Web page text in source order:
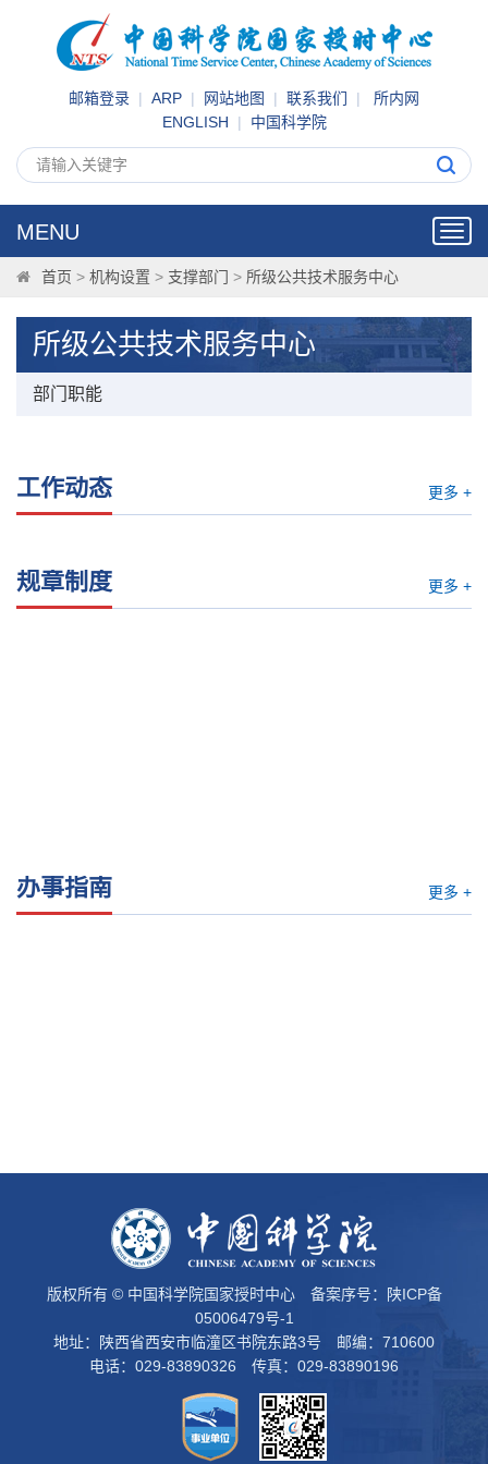
邮箱登录 | ARP | 网站地图 | 联系我们 | 所内网
ENGLISH | 中国科学院
MENU
首页 > 机构设置 > 支撑部门 > 所级公共技术服务中心
所级公共技术服务中心
部门职能
工作动态 更多 +
规章制度 更多 +
办事指南 更多 +
版权所有 © 中国科学院国家授时中心 备案序号：
陕ICP备
05006479号-1
地址：陕西省西安市临潼区书院东路3号 邮编：710600
电话：029-83890326 传真：029-83890196